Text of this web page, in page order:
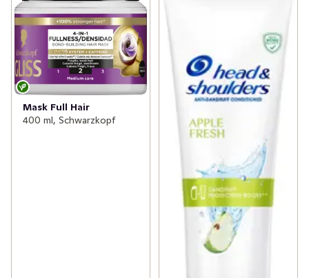
Mask Full Hair
400 ml, Schwarzkopf